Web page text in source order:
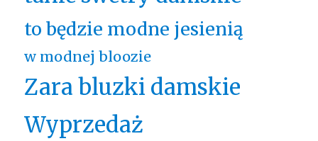
to będzie modne jesienią
w modnej bloozie
Zara bluzki damskie
Wyprzedaż